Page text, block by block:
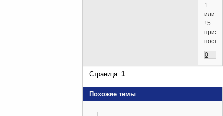
1
или
!.5
0
Страница:1
Похожие темы